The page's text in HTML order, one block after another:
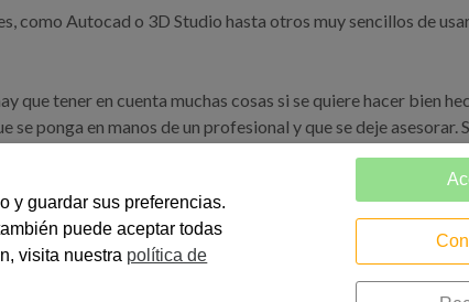
como Autocad o 3D Studio hasta otros muy sencillos de
que tener en cuenta muchas cosas si se quiere hacer bien
ponga en manos de un profesional y que se deje asesorar.
Fax. 973597037 info@lleidatanamediambient.com
y guardar sus preferencias.
puede aceptar todas
visita nuestra política de